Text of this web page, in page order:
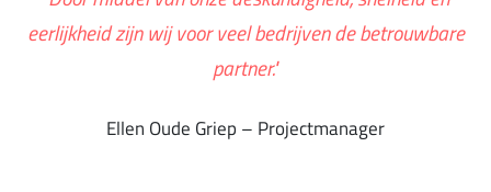
eerlijkheid zijn wij voor veel bedrijven de betrouwbare
partner."
Ellen Oude Griep – Projectmanager